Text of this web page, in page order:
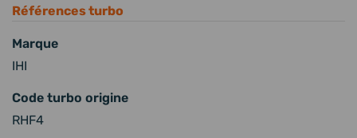
Références turbo
Marque
IHI
Code turbo origine
RHF4